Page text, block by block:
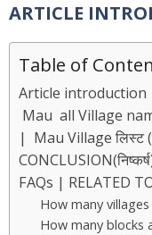
ARTICLE
Table of
Article introduction
Mau all Village
| Mau Village लिस्ट
FAQs | RELATED
How many
How many blocks